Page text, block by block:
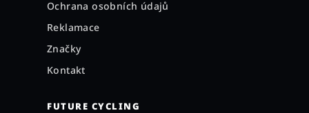
Ochrana osobních údajů
Reklamace
Značky
Kontakt
FUTURE CYCLING